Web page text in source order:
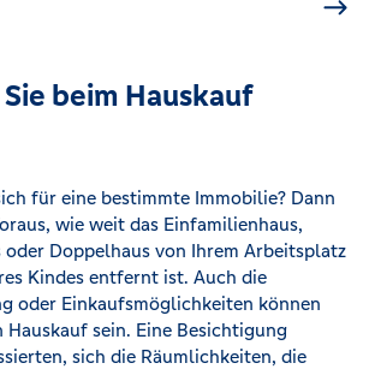
beim Hauskauf
für eine bestimmte Immobilie? Dann
wie weit das Einfamilienhaus,
Doppelhaus von Ihrem Arbeitsplatz
Kindes entfernt ist. Auch die
oder Einkaufsmöglichkeiten können
sein. Eine Besichtigung
sich die Räumlichkeiten, die